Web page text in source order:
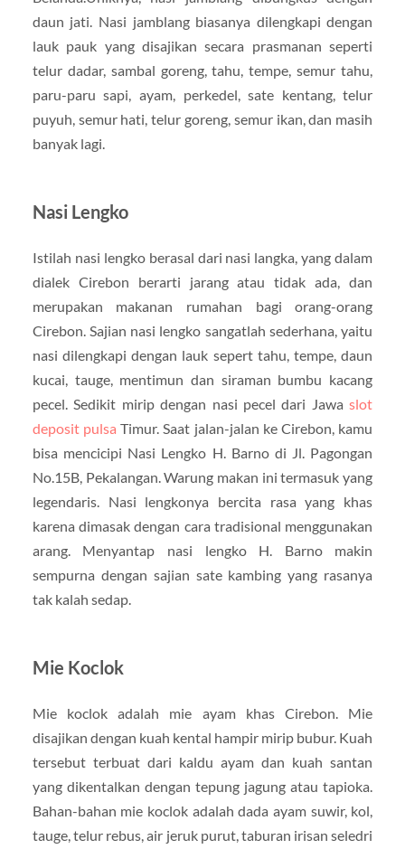
daun jati. Nasi jamblang biasanya dilengkapi dengan
lauk pauk yang disajikan secara prasmanan seperti
telur dadar, sambal goreng, tahu, tempe, semur tahu,
paru-paru sapi, ayam, perkedel, sate kentang, telur
puyuh, semur hati, telur goreng, semur ikan, dan masih
banyak lagi.
Nasi Lengko
Istilah nasi lengko berasal dari nasi langka, yang dalam
dialek Cirebon berarti jarang atau tidak ada, dan
merupakan makanan rumahan bagi orang-orang
Cirebon. Sajian nasi lengko sangatlah sederhana, yaitu
nasi dilengkapi dengan lauk sepert tahu, tempe, daun
kucai, tauge, mentimun dan siraman bumbu kacang
pecel. Sedikit mirip dengan nasi pecel dari Jawaslot
deposit pulsa Timur. Saat jalan-jalan ke Cirebon, kamu
bisa mencicipi Nasi Lengko H. Barno di Jl. Pagongan
No.15B, Pekalangan. Warung makan ini termasuk yang
legendaris. Nasi lengkonya bercita rasa yang khas
karena dimasak dengan cara tradisional menggunakan
arang. Menyantap nasi lengko H. Barno makin
sempurna dengan sajian sate kambing yang rasanya
tak kalah sedap.
Mie Koclok
Mie koclok adalah mie ayam khas Cirebon. Mie
disajikan dengan kuah kental hampir mirip bubur. Kuah
tersebut terbuat dari kaldu ayam dan kuah santan
yang dikentalkan dengan tepung jagung atau tapioka.
Bahan-bahan mie koclok adalah dada ayam suwir, kol,
tauge, telur rebus, air jeruk purut, taburan irisan seledri